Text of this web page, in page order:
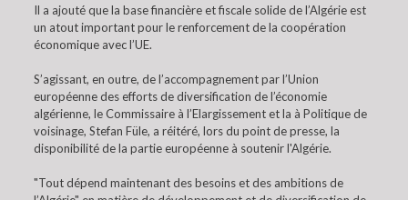
Il a ajouté que la base financière et fiscale solide de l’Algérie est
un atout important pour le renforcement de la coopération
économique avec l’UE.
S’agissant, en outre, de l’accompagnement par l’Union
européenne des efforts de diversification de l’économie
algérienne, le Commissaire à l’Elargissement et la à Politique de
voisinage, Stefan Füle, a réitéré, lors du point de presse, la
disponibilité de la partie européenne à soutenir l'Algérie.
"Tout dépend maintenant des besoins et des ambitions de